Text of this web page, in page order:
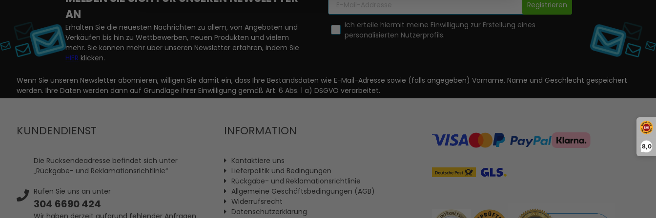
8,0
AN
Erhalten Sie die neuesten Nachrichten zu allem, von Angeboten und
Verkäufen bis hin zu Wettbewerben, neuen Produkten und vielem
mehr. Sie können mehr über unseren Newsletter erfahren, indem Sie
HIER klicken.
Registrieren
Ich erteile hiermit meine Einwilligung zur Erstellung eines
personalisierten Nutzerprofils.
Wenn Sie unseren Newsletter abonnieren, willigen Sie damit ein, dass Ihre Bestandsdaten wie E-Mail-Adresse sowie (falls angegeben) Vorname, Name und Geschlecht gespeichert
werden. Ihre Daten werden dann auf Grundlage Ihrer Einwilligung gemäß Art. 6 Abs. 1 a) DSGVO verarbeitet.
KUNDENDIENST
Die Rücksendeadresse befindet sich unter
„Rückgabe- und Reklamationsrichtlinie“
Rufen Sie uns an unter
304 6690 424
Wir haben derzeit aufgrund fehlender Anfragen
INFORMATION
Kontaktiere uns
Lieferpolitik und Bedingungen
Rückgabe- und Reklamationsrichtlinie
Allgemeine Geschäftsbedingungen (AGB)
Widerrufsrecht
Datenschutzerklärung